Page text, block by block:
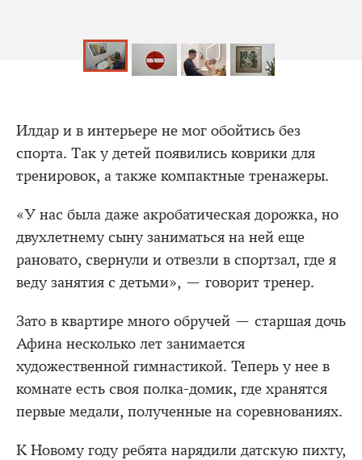
Илдар и в интерьере не мог обойтись без
спорта. Так у детей появились коврики для
тренировок, а также компактные тренажеры.
«У нас была даже акробатическая дорожка, но
двухлетнему сыну заниматься на ней еще
рановато, свернули и отвезли в спортзал, где я
веду занятия с детьми», — говорит тренер.
Зато в квартире много обручей — старшая дочь
Афина несколько лет занимается
художественной гимнастикой. Теперь у нее в
комнате есть своя полка-домик, где хранятся
первые медали, полученные на соревнованиях.
К Новому году ребята нарядили датскую пихту,